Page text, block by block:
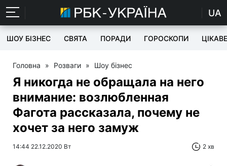
UA
ШОУ БІЗНЕС СВЯТА ПОРАДИ ГОРОСКОПИ ЦІКАВЕ
Головна » Розваги » Шоу бізнес
Я никогда не обращала на него
внимание: возлюбленная
Фагота рассказала, почему не
хочет за него замуж
14:44 22.12.2020 Вт 2 хв